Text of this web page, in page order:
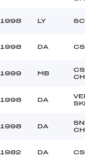
1998 LY SC
1998 DA
1999 MB
CS
1998 DA
1998 DA
1982 DA